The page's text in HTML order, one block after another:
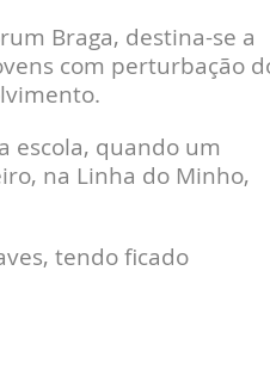
Braga, destina-se a
com perturbação
escola, quando um
na Linha do Minho,
tendo ficado